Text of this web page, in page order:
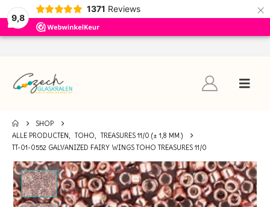
9,8
1371 Reviews ×
SHOP
ALLE PRODUCTEN, TOHO, TREASURES 11/0 (± 1,8 MM.)
TT-01-0552 GALVANIZED FAIRY WINGS TOHO TREASURES 11/0